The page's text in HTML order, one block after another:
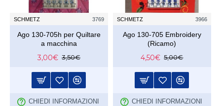
SCHMETZ 3769
Ago 130-705h per Quiltare
a macchina
3,00€ 3,50€
CHIEDI INFORMAZIONI
SCHMETZ 3966
Ago 130-705 Embroidery
(Ricamo)
4,50€ 5,00€
CHIEDI INFORMAZIONI